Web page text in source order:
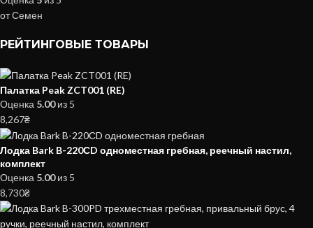
от Семен
РЕЙТИНГОВЫЕ ТОВАРЫ
Палатка Peak ZCT001 (RE)
Оценка 5.00из 5
8,267₴
Лодка Bark B-220СD одноместная гребная, реечный настил,
комплект
Оценка 5.00из 5
8,730₴